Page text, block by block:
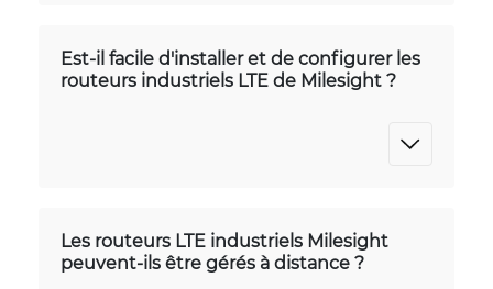
Est-il facile d'installer et de configurer les
routeurs industriels LTE de Milesight ?
Les routeurs LTE industriels Milesight
peuvent-ils être gérés à distance ?